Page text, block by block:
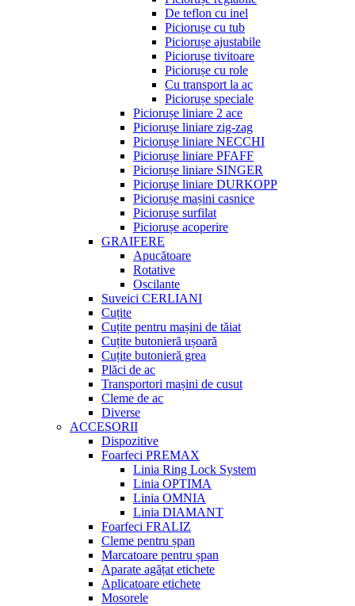
De teflon cu inel
Piciorușe cu tub
Piciorușe ajustabile
Piciorușe tivitoare
Piciorușe cu role
Cu transport la ac
Piciorușe speciale
Piciorușe liniare 2 ace
Piciorușe liniare zig-zag
Piciorușe liniare NECCHI
Piciorușe liniare PFAFF
Piciorușe liniare SINGER
Piciorușe liniare DURKOPP
Piciorușe mașini casnice
Piciorușe surfilat
Piciorușe acoperire
GRAIFERE
Apucătoare
Rotative
Oscilante
Suveici CERLIANI
Cuțite
Cuțite pentru mașini de tăiat
Cuțite butonieră ușoară
Cuțite butonieră grea
Plăci de ac
Transportori mașini de cusut
Cleme de ac
Diverse
ACCESORII
Dispozitive
Foarfeci PREMAX
Linia Ring Lock System
Linia OPTIMA
Linia OMNIA
Linia DIAMANT
Foarfeci FRALIZ
Cleme pentru șpan
Marcatoare pentru șpan
Aparate agățat etichete
Aplicatoare etichete
Mosorele